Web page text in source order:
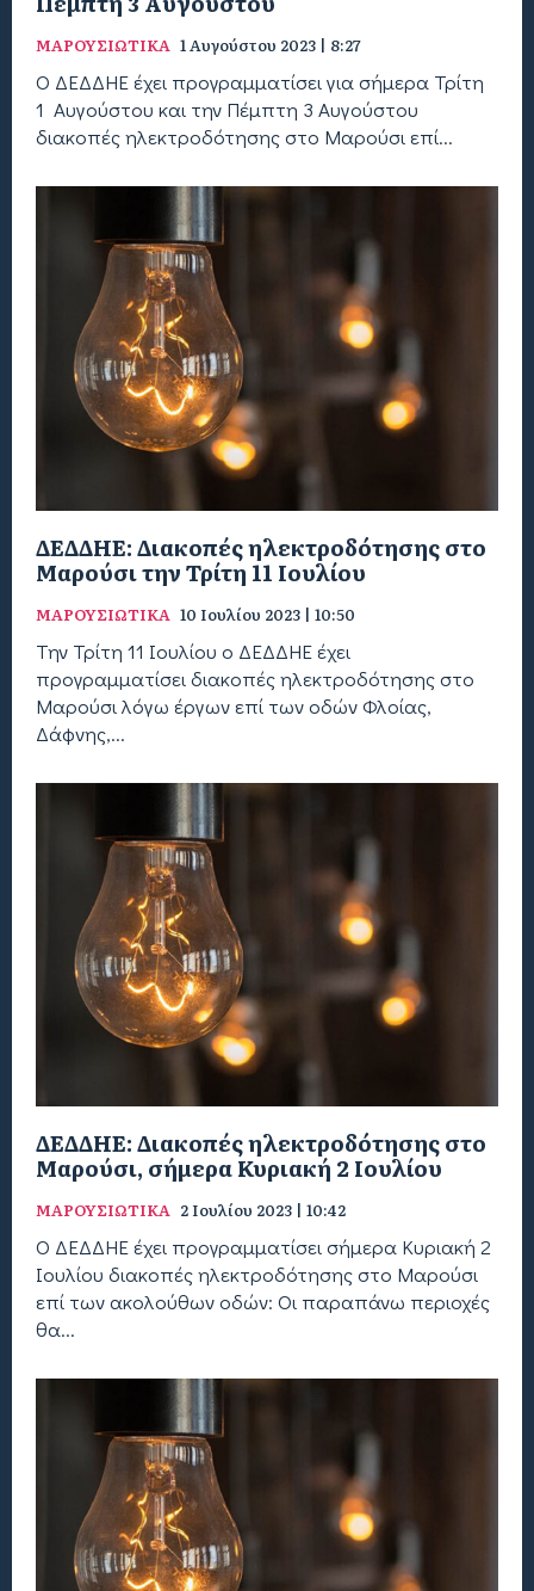
ΜΑΡΟΥΣΙΩΤΙΚΑ 1 Αυγούστου 2023 | 8:27
Ο ΔΕΔΔΗΕ έχει προγραμματίσει για σήμερα Τρίτη
1 Αυγούστου και την Πέμπτη 3 Αυγούστου
διακοπές ηλεκτροδότησης στο Μαρούσι επί...
ΔΕΔΔΗΕ: Διακοπές ηλεκτροδότησης στο
Μαρούσι την Τρίτη 11 Ιουλίου
ΜΑΡΟΥΣΙΩΤΙΚΑ 10 Ιουλίου 2023 | 10:50
Την Τρίτη 11 Ιουλίου ο ΔΕΔΔΗΕ έχει
προγραμματίσει διακοπές ηλεκτροδότησης στο
Μαρούσι λόγω έργων επί των οδών Φλοίας,
Δάφνης,...
ΔΕΔΔΗΕ: Διακοπές ηλεκτροδότησης στο
Μαρούσι, σήμερα Κυριακή 2 Ιουλίου
ΜΑΡΟΥΣΙΩΤΙΚΑ 2 Ιουλίου 2023 | 10:42
Ο ΔΕΔΔΗΕ έχει προγραμματίσει σήμερα Κυριακή 2
Ιουλίου διακοπές ηλεκτροδότησης στο Μαρούσι
επί των ακολούθων οδών: Οι παραπάνω περιοχές
θα...